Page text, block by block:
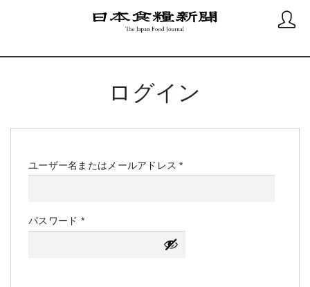
ログイン
ユーザー名またはメールアドレス*必
パスワード *必
須